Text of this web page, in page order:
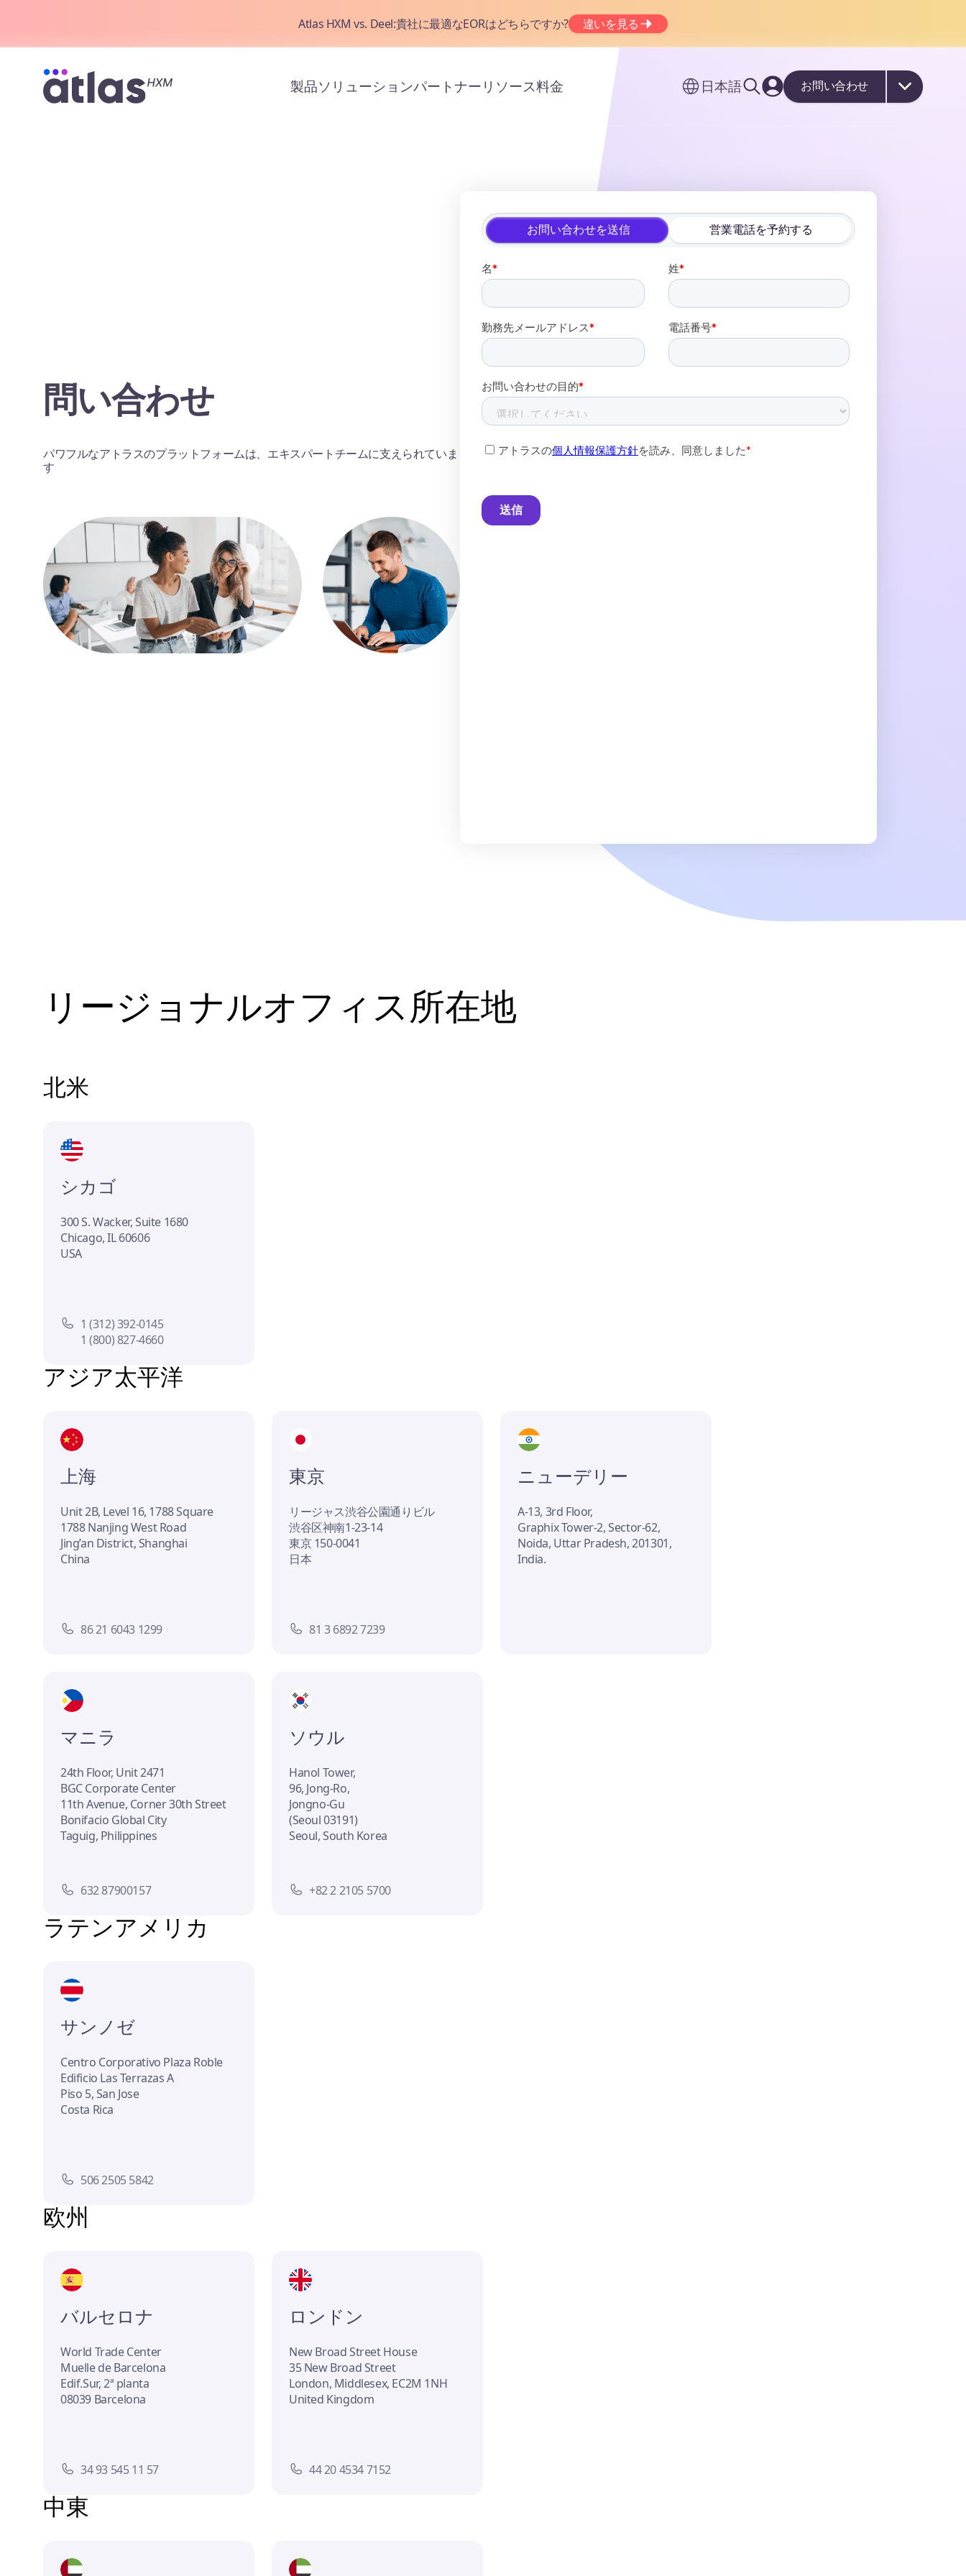
Atlas HXM vs. Deel:貴社に最適なEORはどちらですか? 違いを見る
製品ソリューションパートナーリソース料金 日本語 お問い合わせ
問い合わせ
パワフルなアトラスのプラットフォームは、エキスパートチームに支えられていま
す
お問い合わせを送信 営業電話を予約する
リージョナルオフィス所在地
北米
シカゴ
300 S. Wacker, Suite 1680
Chicago, IL 60606
USA
1 (312) 392-0145
1 (800) 827-4660
アジア太平洋
上海
Unit 2B, Level 16, 1788 Square
1788 Nanjing West Road
Jing’an District, Shanghai
China
86 21 6043 1299
東京
リージャス渋谷公園通りビル
渋谷区神南1-23-14
東京 150-0041
日本
81 3 6892 7239
ニューデリー
A-13, 3rd Floor,
Graphix Tower-2, Sector-62,
Noida, Uttar Pradesh, 201301,
India.
マニラ
24th Floor, Unit 2471
BGC Corporate Center
11th Avenue, Corner 30th Street
Bonifacio Global City
Taguig, Philippines
632 87900157
ソウル
Hanol Tower,
96, Jong-Ro,
Jongno-Gu
(Seoul 03191)
Seoul, South Korea
+82 2 2105 5700
ラテンアメリカ
サンノゼ
Centro Corporativo Plaza Roble
Edificio Las Terrazas A
Piso 5, San Jose
Costa Rica
506 2505 5842
欧州
バルセロナ
World Trade Center
Muelle de Barcelona
Edif.Sur, 2ª planta
08039 Barcelona
34 93 545 11 57
ロンドン
New Broad Street House
35 New Broad Street
London, Middlesex, EC2M 1NH
United Kingdom
44 20 4534 7152
中東